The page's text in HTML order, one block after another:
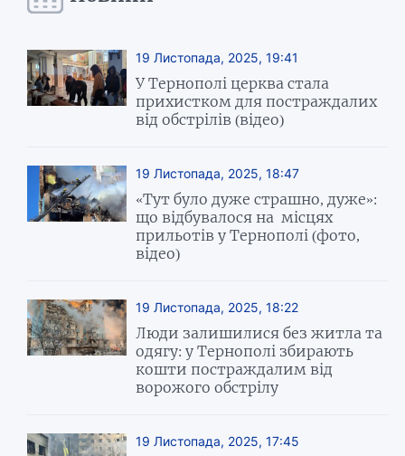
19 Листопада, 2025, 19:41
У Тернополі церква стала
прихистком для постраждалих
від обстрілів (відео)
19 Листопада, 2025, 18:47
«Тут було дуже страшно, дуже»:
що відбувалося на місцях
прильотів у Тернополі (фото,
відео)
19 Листопада, 2025, 18:22
Люди залишилися без житла та
одягу: у Тернополі збирають
кошти постраждалим від
ворожого обстрілу
19 Листопада, 2025, 17:45